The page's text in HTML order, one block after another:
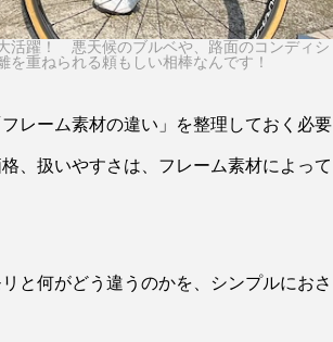
活躍！ 悪天候のブルベや、路面のコンディシ
重ねられる頼もしい相棒なんです！
レーム素材の違い」を整理しておく必要
、扱いやすさは、フレーム素材によって
と何がどう違うのかを、シンプルにおさ